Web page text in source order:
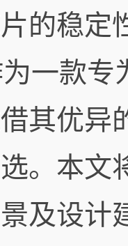
的稳定
为一款
其优异
。本文
及设计